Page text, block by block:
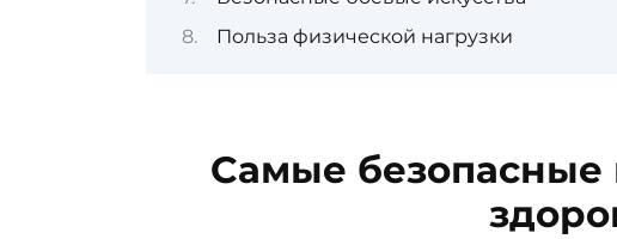
Польза физической нагрузки
Самые безопасные